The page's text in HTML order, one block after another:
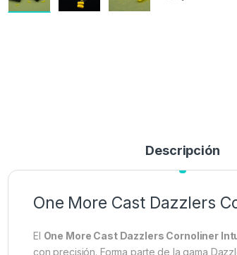
Descripción
One More Cast Dazzlers
El One More Cast Dazzlers Cornoliner
con precisión. Forma parte de la gama